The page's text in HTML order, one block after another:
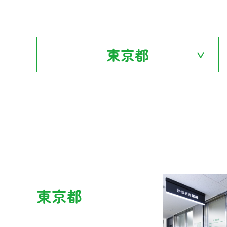
東京都
東京都